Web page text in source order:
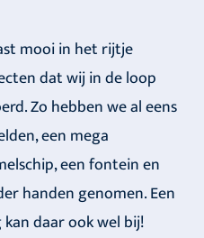
mooi in het rijtje
dat wij in de loop
Zo hebben we al eens
een mega
een fontein en
handen genomen. Een
daar ook wel bij!